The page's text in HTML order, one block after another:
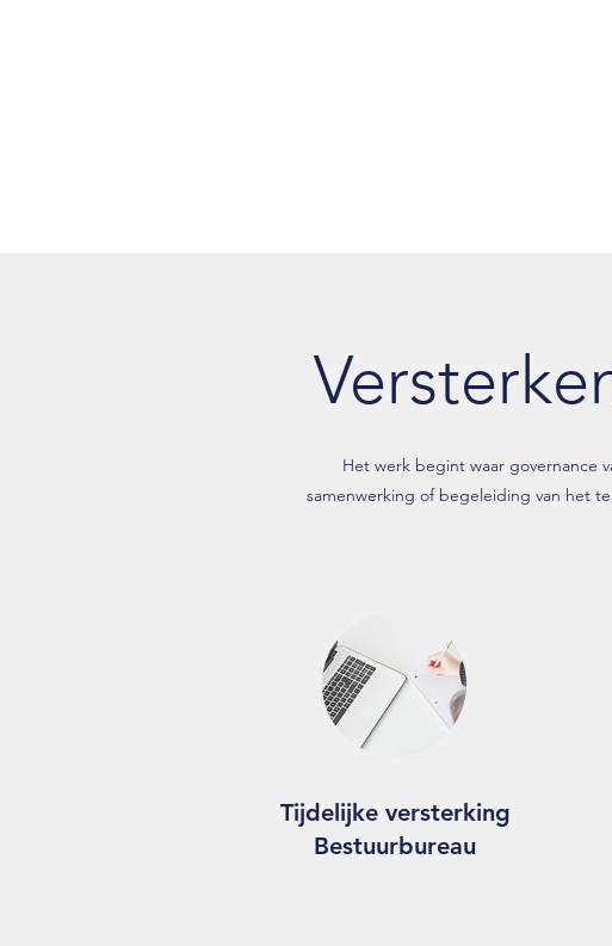
Het werk begint waar governance
samenwerking of begeleiding van het
Tijdelijke versterking
Bestuurbureau